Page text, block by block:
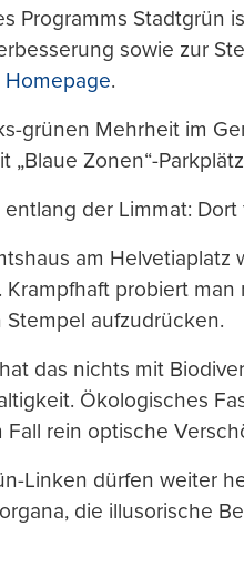
Programms Stadtgrün
sowie zur
Homepage.
grünen Mehrheit im
„Blaue Zonen“-
der Limmat: Dort
am
Krampfhaft probiert
Stempel aufzudrücken.
das nichts mit
Ökologisches
Fall rein optische
Linken dürfen weiter
die illusorische